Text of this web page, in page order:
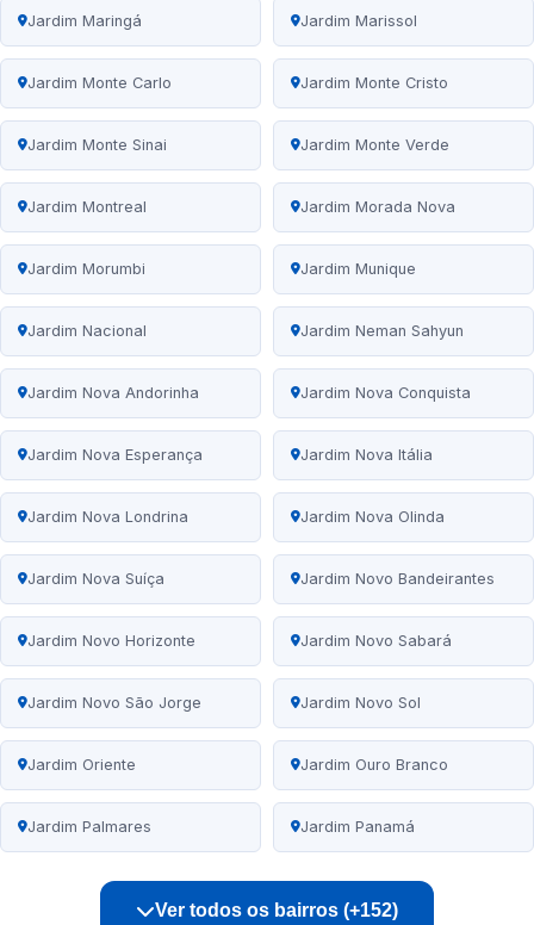
Jardim Maringá Jardim Marissol
Jardim Monte Carlo Jardim Monte Cristo
Jardim Monte Sinai Jardim Monte Verde
Jardim Montreal Jardim Morada Nova
Jardim Morumbi Jardim Munique
Jardim Nacional Jardim Neman Sahyun
Jardim Nova Andorinha Jardim Nova Conquista
Jardim Nova Esperança Jardim Nova Itália
Jardim Nova Londrina Jardim Nova Olinda
Jardim Nova Suíça Jardim Novo Bandeirantes
Jardim Novo Horizonte Jardim Novo Sabará
Jardim Novo São Jorge Jardim Novo Sol
Jardim Oriente Jardim Ouro Branco
Jardim Palmares Jardim Panamá
Ver todos os bairros (+152)